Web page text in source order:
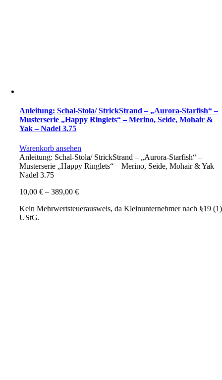
Anleitung: Schal-Stola/ StrickStrand – „Aurora-Starfish“ –
Musterserie „Happy Ringlets“ – Merino, Seide, Mohair &
Yak – Nadel 3.75
Warenkorb ansehen
Anleitung: Schal-Stola/ StrickStrand – „Aurora-Starfish“ –
Musterserie „Happy Ringlets“ – Merino, Seide, Mohair & Yak –
Nadel 3.75
10,00€ –389,00€
Kein Mehrwertsteuerausweis, da Kleinunternehmer nach §19 (1)
UStG.